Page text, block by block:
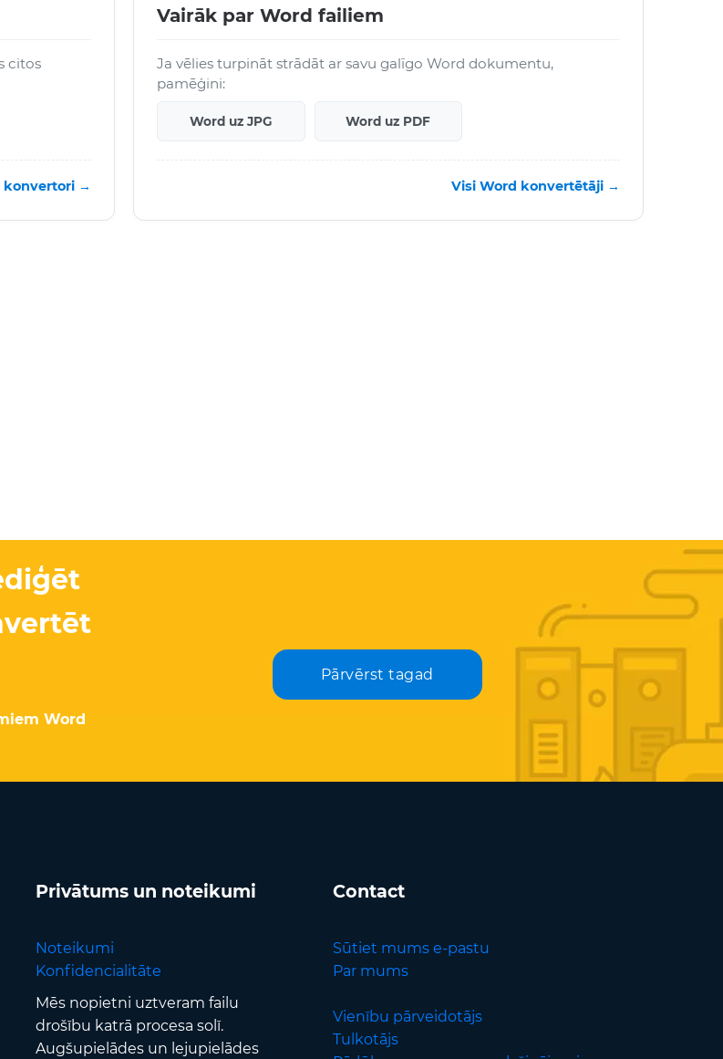
citos
konvertori →
Vairāk par Word failiem
Ja vēlies turpināt strādāt ar savu galīgo Word dokumentu,
pamēģini:
Word uz JPG Word uz PDF
Visi Word konvertētāji →
Word
Pārvērst tagad
Privātums un noteikumi
Noteikumi
Konfidencialitāte
Mēs nopietni uztveram failu
drošību katrā procesa solī.
Augšupielādes un lejupielādes
Contact
Sūtiet mums e-pastu
Par mums
Vienību pārveidotājs
Tulkotājs